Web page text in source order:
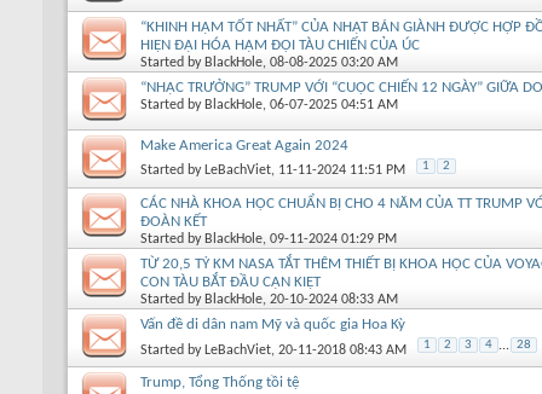
“KHINH HẠM TỐT NHẤT” CỦA NHẬT BẢN GIÀNH ĐƯỢC HỢP
HIỆN ĐẠI HÓA HẠM ĐỘI TÀU CHIẾN CỦA ÚC
Started by BlackHole, 08-08-2025 03:20 AM
“NHẠC TRƯỞNG” TRUMP VỚI “CUỘC CHIẾN 12 NGÀY” GIỮA
Started by BlackHole, 06-07-2025 04:51 AM
Make America Great Again 2024
Started by LeBachViet, 11-11-2024 11:51 PM 1 2
CÁC NHÀ KHOA HỌC CHUẨN BỊ CHO 4 NĂM CỦA TT TRUMP
ĐOÀN KẾT
Started by BlackHole, 09-11-2024 01:29 PM
TỪ 20,5 TỶ KM NASA TẮT THÊM THIẾT BỊ KHOA HỌC CỦA
CON TÀU BẮT ĐẦU CẠN KIỆT
Started by BlackHole, 20-10-2024 08:33 AM
Vấn đề di dân nam Mỹ và quốc gia Hoa Kỳ
Started by LeBachViet, 20-11-2018 08:43 AM 1 2 3 4 ... 28
Trump, Tổng Thống tồi tệ